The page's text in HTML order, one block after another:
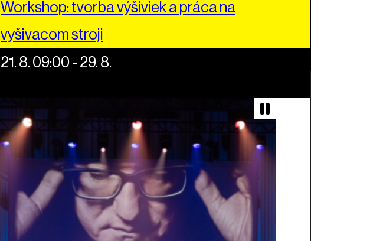
Workshop: tvorba výšiviek a práca na
vyšivacom stroji
21. 8. 09:00 - 29. 8.
28. 8. 19:00
Leto, keď som všetkých stratil